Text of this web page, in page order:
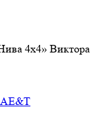
4х4» Виктора